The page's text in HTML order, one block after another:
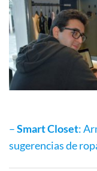
–Smart Closet:
sugerencias de